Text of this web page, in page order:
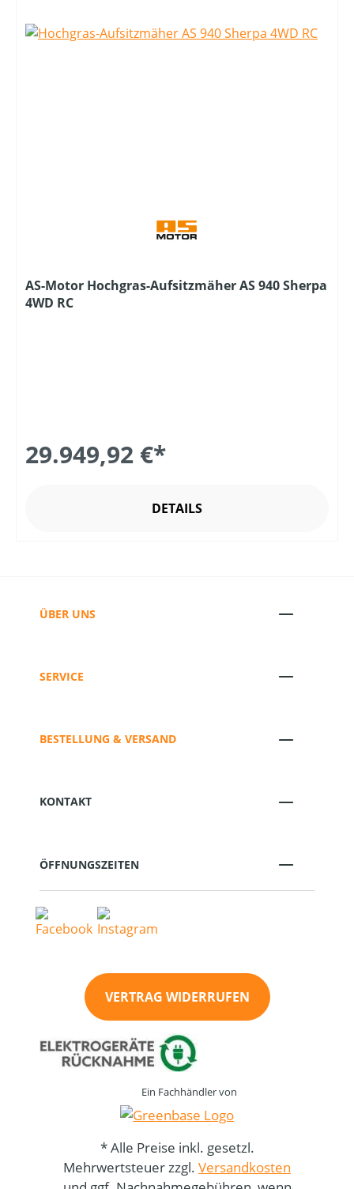
AS-Motor Hochgras-Aufsitzmäher AS 940 Sherpa
4WD RC
29.949,92 €*
DETAILS
ÜBER UNS
SERVICE
BESTELLUNG & VERSAND
KONTAKT
ÖFFNUNGSZEITEN
VERTRAG WIDERRUFEN
Ein Fachhändler von
* Alle Preise inkl. gesetzl.
Mehrwertsteuer zzgl. Versandkosten